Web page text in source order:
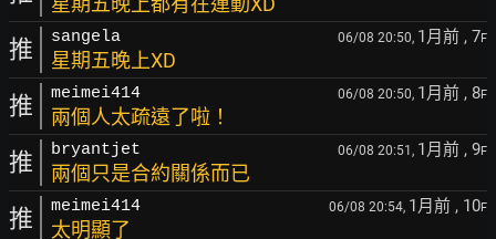
推 sangela 06/08 20:50, 1月前 , 7F
星期五晚上XD
推 meimei414 06/08 20:50, 1月前 , 8F
兩個人太疏遠了啦！
推 bryantjet 06/08 20:51, 1月前 , 9F
兩個只是合約關係而已
推 meimei414 06/08 20:54, 1月前 , 10F
太明顯了